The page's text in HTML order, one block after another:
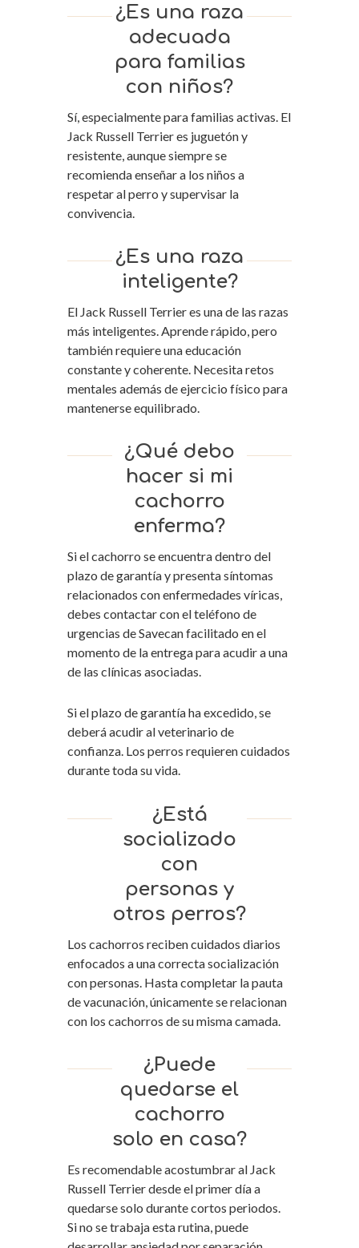
¿Es una raza
adecuada
para familias
con niños?
Sí, especialmente para familias activas. El
Jack Russell Terrier es juguetón y
resistente, aunque siempre se
recomienda enseñar a los niños a
respetar al perro y supervisar la
convivencia.
¿Es una raza
inteligente?
El Jack Russell Terrier es una de las razas
más inteligentes. Aprende rápido, pero
también requiere una educación
constante y coherente. Necesita retos
mentales además de ejercicio físico para
mantenerse equilibrado.
¿Qué debo
hacer si mi
cachorro
enferma?
Si el cachorro se encuentra dentro del
plazo de garantía y presenta síntomas
relacionados con enfermedades víricas,
debes contactar con el teléfono de
urgencias de Savecan facilitado en el
momento de la entrega para acudir a una
de las clínicas asociadas.
Si el plazo de garantía ha excedido, se
deberá acudir al veterinario de
confianza. Los perros requieren cuidados
durante toda su vida.
¿Está
socializado
con
personas y
otros perros?
Los cachorros reciben cuidados diarios
enfocados a una correcta socialización
con personas. Hasta completar la pauta
de vacunación, únicamente se relacionan
con los cachorros de su misma camada.
¿Puede
quedarse el
cachorro
solo en casa?
Es recomendable acostumbrar al Jack
Russell Terrier desde el primer día a
quedarse solo durante cortos periodos.
Si no se trabaja esta rutina, puede